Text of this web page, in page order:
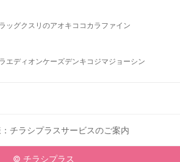
ッグクスリのアオキ ココカラファイン
エディオンケーズデンキ コジマジョーシン
チラシプラスサービスのご案内
© チラシプラス